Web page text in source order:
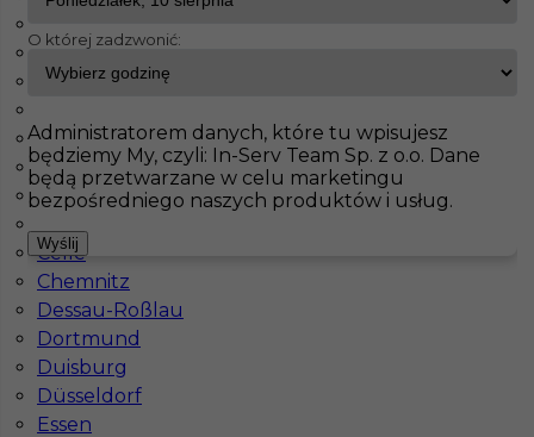
InServ Oferty pracy
Pokaż filtr
Augsburg
Benneckenstein
Bochum
Bonn
Boppard
Celle
Chemnitz
Dessau-Roßlau
Dortmund
Duisburg
Düsseldorf
Essen
Regipsy - szpachlowanie: praca w Niemczech
bez języka
O której zadzwonić:
Administratorem danych, które tu wpisujesz
będziemy My, czyli: In-Serv Team Sp. z o.o. Dane
będą przetwarzane w celu marketingu
bezpośredniego naszych produktów i usług.
Wyślij